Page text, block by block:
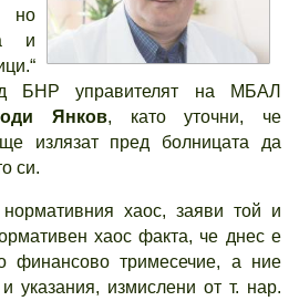
и
БНР управителят на МБАЛ
Янков, като уточни, че
излязат пред болницата да
си.
хаос, заяви той и
хаос факта, че днес е
финансово тримесечие, а ние
указания, измислени от т. нар.